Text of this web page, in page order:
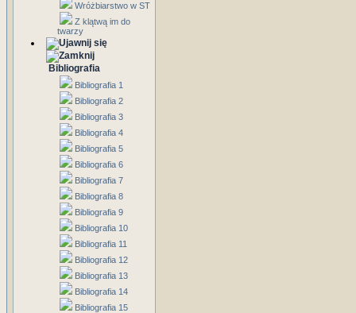
Wróżbiarstwo w ST
Z klątwą im do
twarzy
Bibliografia
Bibliografia 1
Bibliografia 2
Bibliografia 3
Bibliografia 4
Bibliografia 5
Bibliografia 6
Bibliografia 7
Bibliografia 8
Bibliografia 9
Bibliografia 10
Bibliografia 11
Bibliografia 12
Bibliografia 13
Bibliografia 14
Bibliografia 15